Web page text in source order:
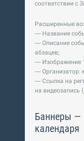
соответствии с
Расширенные
— Название
— Описание
абзацев;
— Изображение
— Организатор:
— Ссылка на
на видеозапись
Баннеры —
календаря